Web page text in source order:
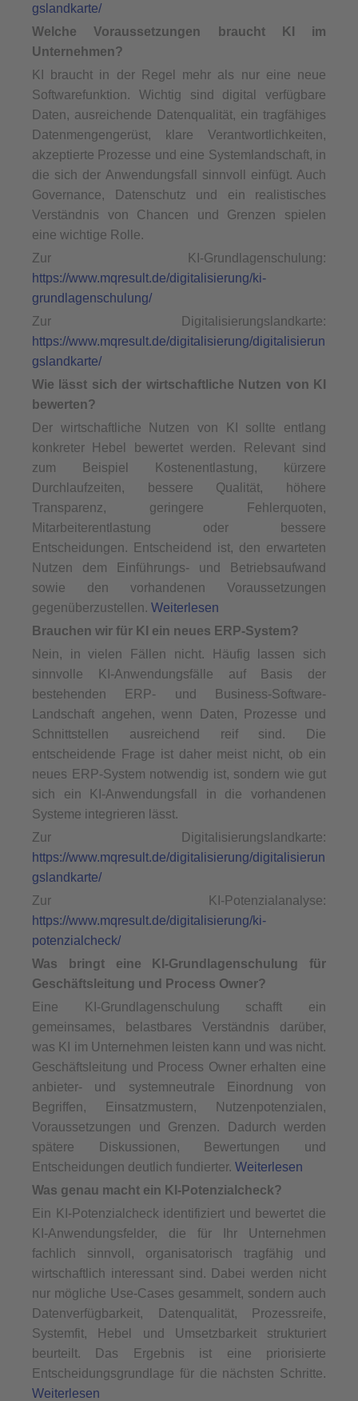
gslandkarte/
Welche Voraussetzungen braucht KI im
Unternehmen?
KI braucht in der Regel mehr als nur eine neue
Softwarefunktion. Wichtig sind digital verfügbare
Daten, ausreichende Datenqualität, ein tragfähiges
Datenmengengerüst, klare Verantwortlichkeiten,
akzeptierte Prozesse und eine Systemlandschaft, in
die sich der Anwendungsfall sinnvoll einfügt. Auch
Governance, Datenschutz und ein realistisches
Verständnis von Chancen und Grenzen spielen
eine wichtige Rolle.
Zur KI-Grundlagenschulung:
https://www.mqresult.de/digitalisierung/ki-
grundlagenschulung/
Zur Digitalisierungslandkarte:
https://www.mqresult.de/digitalisierung/digitalisierun
gslandkarte/
Wie lässt sich der wirtschaftliche Nutzen von KI
bewerten?
Der wirtschaftliche Nutzen von KI sollte entlang
konkreter Hebel bewertet werden. Relevant sind
zum Beispiel Kostenentlastung, kürzere
Durchlaufzeiten, bessere Qualität, höhere
Transparenz, geringere Fehlerquoten,
Mitarbeiterentlastung oder bessere
Entscheidungen. Entscheidend ist, den erwarteten
Nutzen dem Einführungs- und Betriebsaufwand
sowie den vorhandenen Voraussetzungen
gegenüberzustellen. Weiterlesen
Brauchen wir für KI ein neues ERP-System?
Nein, in vielen Fällen nicht. Häufig lassen sich
sinnvolle KI-Anwendungsfälle auf Basis der
bestehenden ERP- und Business-Software-
Landschaft angehen, wenn Daten, Prozesse und
Schnittstellen ausreichend reif sind. Die
entscheidende Frage ist daher meist nicht, ob ein
neues ERP-System notwendig ist, sondern wie gut
sich ein KI-Anwendungsfall in die vorhandenen
Systeme integrieren lässt.
Zur Digitalisierungslandkarte:
https://www.mqresult.de/digitalisierung/digitalisierun
gslandkarte/
Zur KI-Potenzialanalyse:
https://www.mqresult.de/digitalisierung/ki-
potenzialcheck/
Was bringt eine KI-Grundlagenschulung für
Geschäftsleitung und Process Owner?
Eine KI-Grundlagenschulung schafft ein
gemeinsames, belastbares Verständnis darüber,
was KI im Unternehmen leisten kann und was nicht.
Geschäftsleitung und Process Owner erhalten eine
anbieter- und systemneutrale Einordnung von
Begriffen, Einsatzmustern, Nutzenpotenzialen,
Voraussetzungen und Grenzen. Dadurch werden
spätere Diskussionen, Bewertungen und
Entscheidungen deutlich fundierter. Weiterlesen
Was genau macht ein KI-Potenzialcheck?
Ein KI-Potenzialcheck identifiziert und bewertet die
KI-Anwendungsfelder, die für Ihr Unternehmen
fachlich sinnvoll, organisatorisch tragfähig und
wirtschaftlich interessant sind. Dabei werden nicht
nur mögliche Use-Cases gesammelt, sondern auch
Datenverfügbarkeit, Datenqualität, Prozessreife,
Systemfit, Hebel und Umsetzbarkeit strukturiert
beurteilt. Das Ergebnis ist eine priorisierte
Entscheidungsgrundlage für die nächsten Schritte.
Weiterlesen